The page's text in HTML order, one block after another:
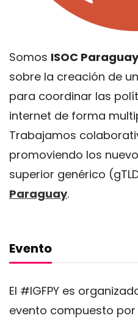
Somos ISOC Paraguay
sobre la creación de
para coordinar las
internet de forma
Trabajamos
promoviendo los
superior genérico
Paraguay.
Evento
El #IGFPY es
evento compuesto